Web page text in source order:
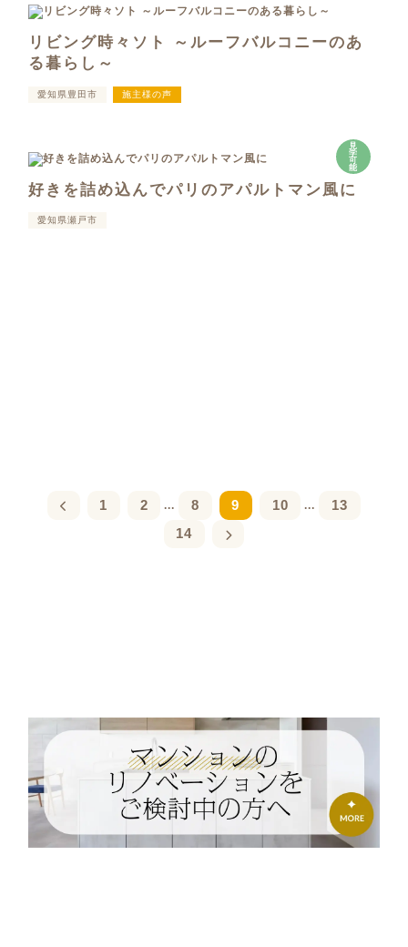
リビング時々ソト ～ルーフバルコニーのあ
る暮らし～
愛知県豊田市 施主様の声
見
学
可
能
好きを詰め込んでパリのアパルトマン風に
愛知県瀬戸市
1 2 ... 8 9 10 ...
13
14